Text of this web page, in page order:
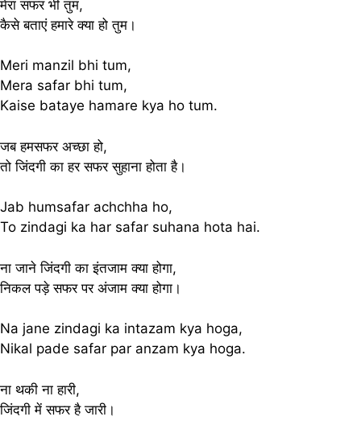
मेरा सफर भी तुम,
कैसे बताएं हमारे क्या हो तुम।
Meri manzil bhi tum,
Mera safar bhi tum,
Kaise bataye hamare kya ho tum.
जब हमसफर अच्छा हो,
तो जिंदगी का हर सफर सुहाना होता है।
Jab humsafar achchha ho,
To zindagi ka har safar suhana hota hai.
ना जाने जिंदगी का इंतजाम क्या होगा,
निकल पड़े सफर पर अंजाम क्या होगा।
Na jane zindagi ka intazam kya hoga,
Nikal pade safar par anzam kya hoga.
ना थकी ना हारी,
जिंदगी में सफर है जारी।